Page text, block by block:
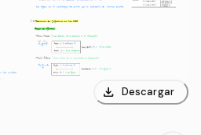
download Descargar